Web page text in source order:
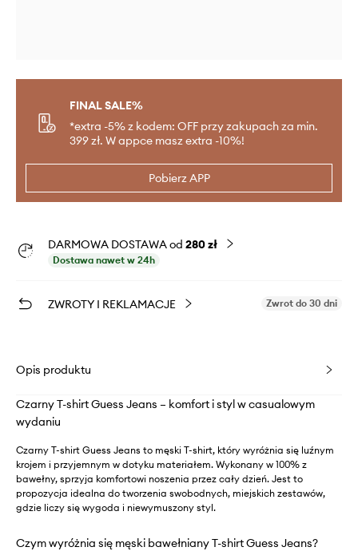
FINAL SALE%
*extra -5% z kodem: OFF przy zakupach za min.
399 zł. W appce masz extra -10%!
Pobierz APP
DARMOWA DOSTAWA od 280 zł
Dostawa nawet w 24h
ZWROTY I REKLAMACJE Zwrot do 30 dni
Opis produktu
Czarny T-shirt Guess Jeans – komfort i styl w casualowym
wydaniu
Czarny T-shirt Guess Jeans to męski T-shirt, który wyróżnia się luźnym
krojem i przyjemnym w dotyku materiałem. Wykonany w 100% z
bawełny, sprzyja komfortowi noszenia przez cały dzień. Jest to
propozycja idealna do tworzenia swobodnych, miejskich zestawów,
gdzie liczy się wygoda i niewymuszony styl.
Czym wyróżnia się męski bawełniany T-shirt Guess Jeans?